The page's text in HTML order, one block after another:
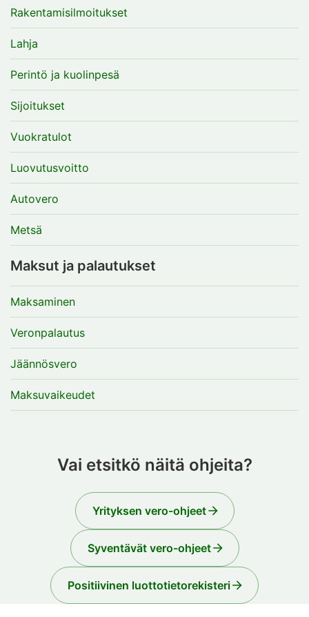
Rakentamisilmoitukset
Lahja
Perintö ja kuolinpesä
Sijoitukset
Vuokratulot
Luovutusvoitto
Autovero
Metsä
Maksut ja palautukset
Maksaminen
Veronpalautus
Jäännösvero
Maksuvaikeudet
Vai etsitkö näitä ohjeita?
Yrityksen vero-ohjeet
Syventävät vero-ohjeet
Positiivinen luottotietorekisteri